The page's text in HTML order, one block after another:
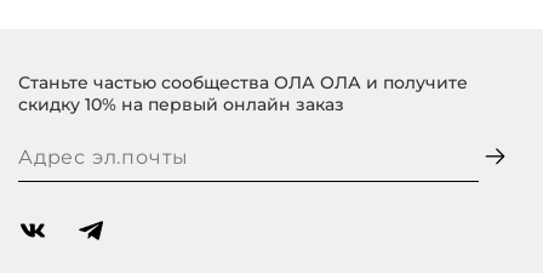
Станьте частью сообщества ОЛА ОЛА и получите
скидку 10% на первый онлайн заказ